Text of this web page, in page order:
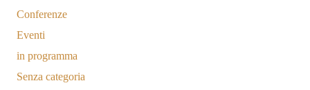
Conferenze
Eventi
in programma
Senza categoria